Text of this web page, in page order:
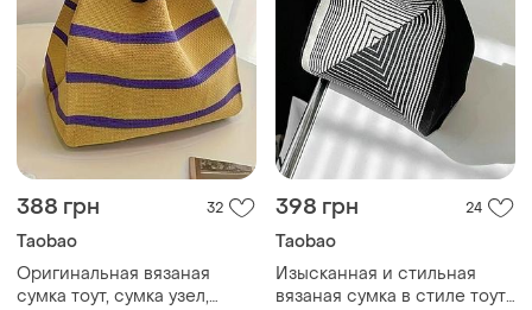
388 грн 32
Taobao
Оригинальная вязаная
сумка тоут, сумка узел,
398 грн 24
Taobao
Изысканная и стильная
вязаная сумка в стиле тоут